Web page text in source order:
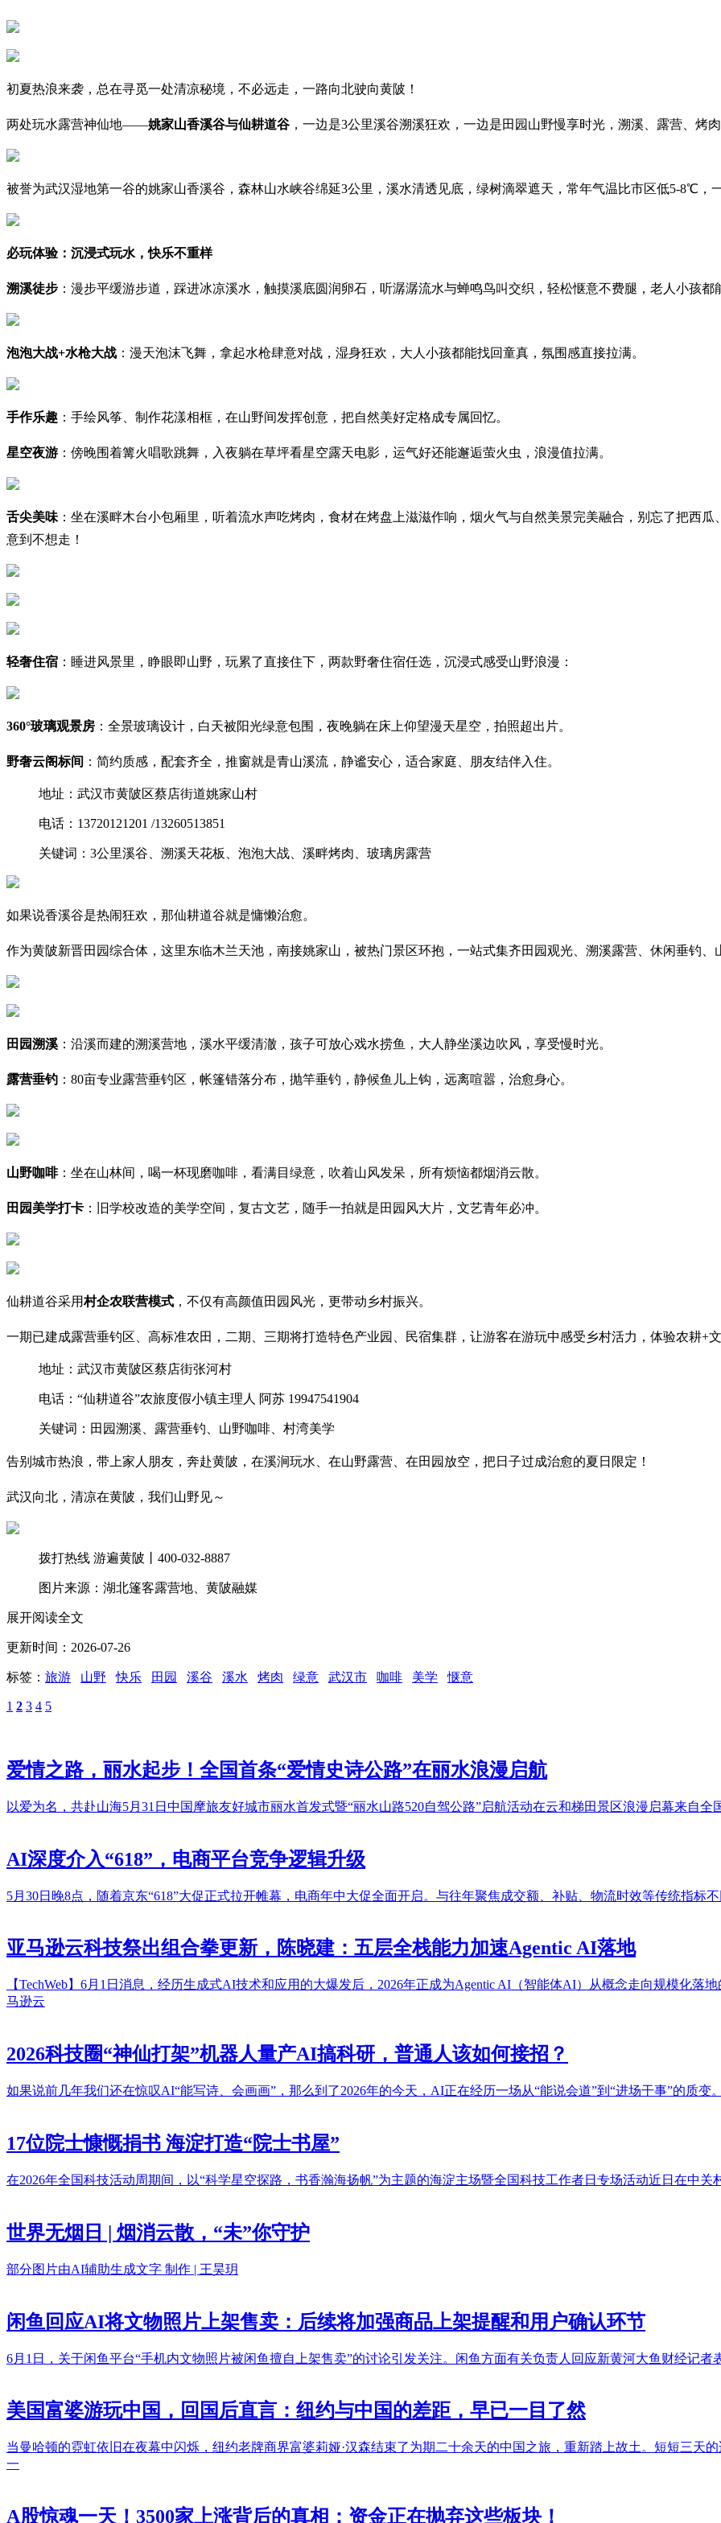
初夏热浪来袭，总在寻觅一处清凉秘境，不必远走，一路向北驶向黄陂！
两处玩水露营神仙地——姚家山香溪谷与仙耕道谷 ，一边是3公里溪谷溯溪狂欢，一边是田园山野慢享时光，溯溪、露营、烤
被誉为武汉湿地第一谷的姚家山香溪谷，森林山水峡谷绵延3公里，溪水清透见底，绿树滴翠遮天，常年气温比市区低5-8℃，
必玩体验：沉浸式玩水，快乐不重样
溯溪徒步 ：漫步平缓游步道，踩进冰凉溪水，触摸溪底圆润卵石，听潺潺流水与蝉鸣鸟叫交织，轻松惬意不费腿，老人小孩都
泡泡大战+水枪大战 ：漫天泡沫飞舞，拿起水枪肆意对战，湿身狂欢，大人小孩都能找回童真，氛围感直接拉满。
手作乐趣 ：手绘风筝、制作花漾相框，在山野间发挥创意，把自然美好定格成专属回忆。
星空夜游 ：傍晚围着篝火唱歌跳舞，入夜躺在草坪看星空露天电影，运气好还能邂逅萤火虫，浪漫值拉满。
舌尖美味 ：坐在溪畔木台小包厢里，听着流水声吃烤肉，食材在烤盘上滋滋作响，烟火气与自然美景完美融合，别忘了把西
意到不想走！
轻奢住宿 ：睡进风景里，睁眼即山野，玩累了直接住下，两款野奢住宿任选，沉浸式感受山野浪漫：
360°玻璃观景房 ：全景玻璃设计，白天被阳光绿意包围，夜晚躺在床上仰望漫天星空，拍照超出片。
野奢云阁标间 ：简约质感，配套齐全，推窗就是青山溪流，静谧安心，适合家庭、朋友结伴入住。
地址：武汉市黄陂区蔡店街道姚家山村
电话：13720121201 /13260513851
关键词：3公里溪谷、溯溪天花板、泡泡大战、溪畔烤肉、玻璃房露营
如果说香溪谷是热闹狂欢，那仙耕道谷就是慵懒治愈。
作为黄陂新晋田园综合体，这里东临木兰天池，南接姚家山，被热门景区环抱，一站式集齐田园观光、溯溪露营、休闲垂钓、
田园溯溪 ：沿溪而建的溯溪营地，溪水平缓清澈，孩子可放心戏水捞鱼，大人静坐溪边吹风，享受慢时光。
露营垂钓 ：80亩专业露营垂钓区，帐篷错落分布，抛竿垂钓，静候鱼儿上钩，远离喧嚣，治愈身心。
山野咖啡：坐在山林间，喝一杯现磨咖啡，看满目绿意，吹着山风发呆，所有烦恼都烟消云散。
田园美学打卡 ：旧学校改造的美学空间，复古文艺，随手一拍就是田园风大片，文艺青年必冲。
仙耕道谷采用村企农联营模式 ，不仅有高颜值田园风光，更带动乡村振兴。
一期已建成露营垂钓区、高标准农田，二期、三期将打造特色产业园、民宿集群，让游客在游玩中感受乡村活力，体验农耕+文
地址：武汉市黄陂区蔡店街张河村
电话：“仙耕道谷”农旅度假小镇主理人 阿苏 19947541904
关键词：田园溯溪、露营垂钓、山野咖啡、村湾美学
告别城市热浪，带上家人朋友，奔赴黄陂，在溪涧玩水、在山野露营、在田园放空，把日子过成治愈的夏日限定！
武汉向北，清凉在黄陂，我们山野见～
拨打热线 游遍黄陂丨400-032-8887
图片来源：湖北篷客露营地、黄陂融媒
展开阅读全文
更新时间：2026-07-26
标签： 旅游 山野 快乐 田园 溪谷 溪水 烤肉 绿意 武汉市 咖啡 美学 惬意
1 2 3 4 5
爱情之路，丽水起步！全国首条“爱情史诗公路”在丽水浪漫启航
以爱为名，共赴山海5月31日中国摩旅友好城市丽水首发式暨“丽水山路520自驾公路”启航活动在云和梯田景区浪漫启幕来自
AI深度介入“618”，电商平台竞争逻辑升级
5月30日晚8点，随着京东“618”大促正式拉开帷幕，电商年中大促全面开启。与往年聚焦成交额、补贴、物流时效等传统指
亚马逊云科技祭出组合拳更新，陈晓建：五层全栈能力加速Agentic AI落地
【TechWeb】6月1日消息，经历生成式AI技术和应用的大爆发后，2026年正成为Agentic AI（智能体AI）从概念走向规模化落
马逊云
2026科技圈“神仙打架”机器人量产AI搞科研，普通人该如何接招？
如果说前几年我们还在惊叹AI“能写诗、会画画”，那么到了2026年的今天，AI正在经历一场从“能说会道”到“进场干事”的质
17位院士慷慨捐书 海淀打造“院士书屋”
在2026年全国科技活动周期间，以“科学星空探路，书香瀚海扬帆”为主题的海淀主场暨全国科技工作者日专场活动近日在中
世界无烟日 | 烟消云散，“未”你守护
部分图片由AI辅助生成文字 制作 | 王昊玥
闲鱼回应AI将文物照片上架售卖：后续将加强商品上架提醒和用户确认环节
6月1日，关于闲鱼平台“手机内文物照片被闲鱼擅自上架售卖”的讨论引发关注。闲鱼方面有关负责人回应新黄河大鱼财经记
美国富婆游玩中国，回国后直言：纽约与中国的差距，早已一目了然
当曼哈顿的霓虹依旧在夜幕中闪烁，纽约老牌商界富婆莉娅·汉森结束了为期二十余天的中国之旅，重新踏上故土。短短三天
一
A股惊魂一天！3500家上涨背后的真相：资金正在抛弃这些板块！